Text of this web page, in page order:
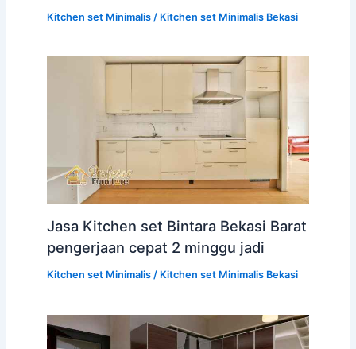
Kitchen set Minimalis/ Kitchen set Minimalis Bekasi
Jasa Kitchen set Bintara Bekasi Barat
pengerjaan cepat 2 minggu jadi
Kitchen set Minimalis/ Kitchen set Minimalis Bekasi